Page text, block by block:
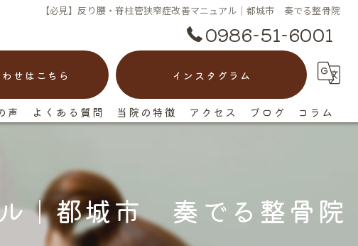
【必見】反り腰・脊柱管狭窄症改善マニュアル｜都城市 奏でる整骨院
0986-51-6001
せはこちら インスタグラム
声 よくある質問 当院の特徴
ぎっくり腰
アクセス ブログ コラム
｜都城市 奏でる整骨院